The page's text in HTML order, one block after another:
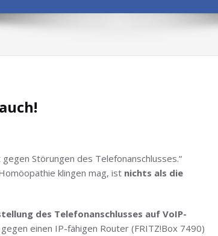
Störungen des Telefonanschlusses.“
klingen mag, ist nichts als die
des Telefonanschlusses auf VoIP-
einen IP-fähigen Router (FRITZ!Box 7490)